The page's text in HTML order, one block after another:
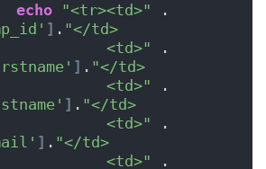
echo "<tr><td>"
] . "</td>
<td>"
] . "</td>
<td>"
] . "</td>
<td>"
] . "</td>
<td>"